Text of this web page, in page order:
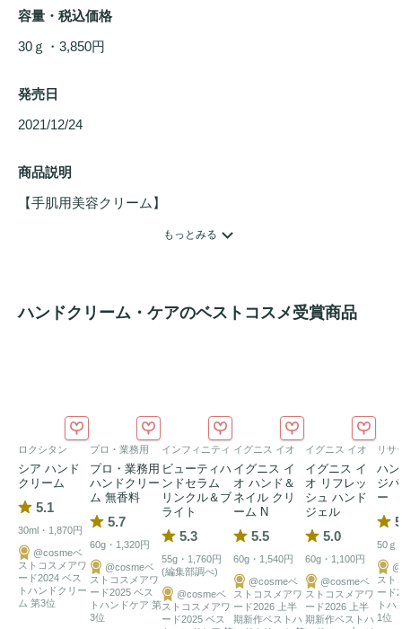
容量・税込価格
30ｇ・3,850円
発売日
2021/12/24
商品説明
【手肌用美容クリーム】
シェアスマイルオリジナルの、心地よい甘さのある月下香の
もっとみる
ハンドクリーム・ケアのベストコスメ受賞商品
ロクシタン
シア ハンド
クリーム
5.1
30ml・1,870円
@cosmeベ
ストコスメアワ
ード2024 ベス
トハンドクリー
ム 第3位
プロ・業務用
プロ・業務用
ハンドクリー
ム 無香料
5.7
60g・1,320円
@cosmeベ
ストコスメアワ
ード2025 ベス
トハンドケア 第
3位
インフィニティ
ビューティハ
ンドセラム
リンクル＆ブ
ライト
5.3
55g・1,760円
(編集部調べ)
@cosmeベ
ストコスメアワ
ード2025 ベス
イグニス イオ
イグニス イ
オ ハンド＆
ネイル クリ
ーム N
5.5
60g・1,540円
@cosmeベ
ストコスメアワ
ード2026 上半
期新作ベストハ
イグニス イオ
イグニス イ
オ リフレッ
シュ ハンド
ジェル
5.0
60g・1,100円
@cosmeベ
ストコスメアワ
ード2026 上半
期新作ベストハ
リサ
ハ
ジ
ー
50ｇ
スト
ード
トハ
1位